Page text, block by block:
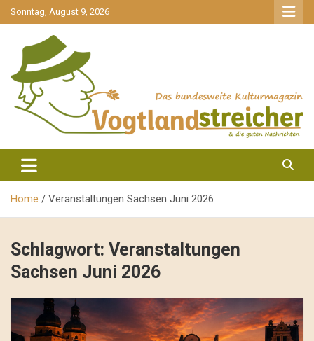
gehe
zum
Sonntag, August 9, 2026
Vogtlandstreicher
Home Veranstaltungen Sachsen Juni 2026
Schlagwort: Veranstaltungen
Sachsen Juni 2026